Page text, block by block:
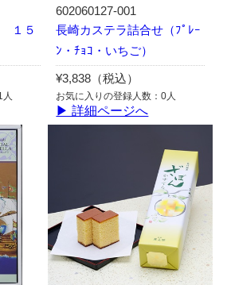
１５
人
602060127-001
長崎カステラ詰合せ（ﾌﾟﾚｰ
ﾝ・ﾁｮｺ・いちご）
¥3,838（税込）
お気に入りの登録人数：0人
▶ 詳細ページへ